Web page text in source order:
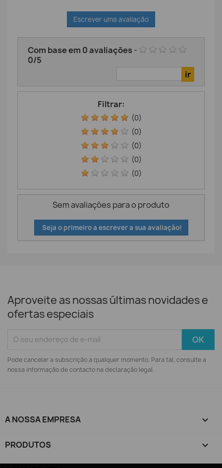
Escrever uma avaliação
Com base em 0avaliações-
0/5
Filtrar:
(0)
(0)
(0)
(0)
(0)
Sem avaliações para o produto
Seja o primeiro a escrever a sua avaliação!
Aproveite as nossas últimas novidades e
ofertas especiais
Pode cancelar a subscrição a qualquer momento. Para tal, consulte a
nossa informação de contacto na declaração legal.
A NOSSA EMPRESA 
PRODUTOS 